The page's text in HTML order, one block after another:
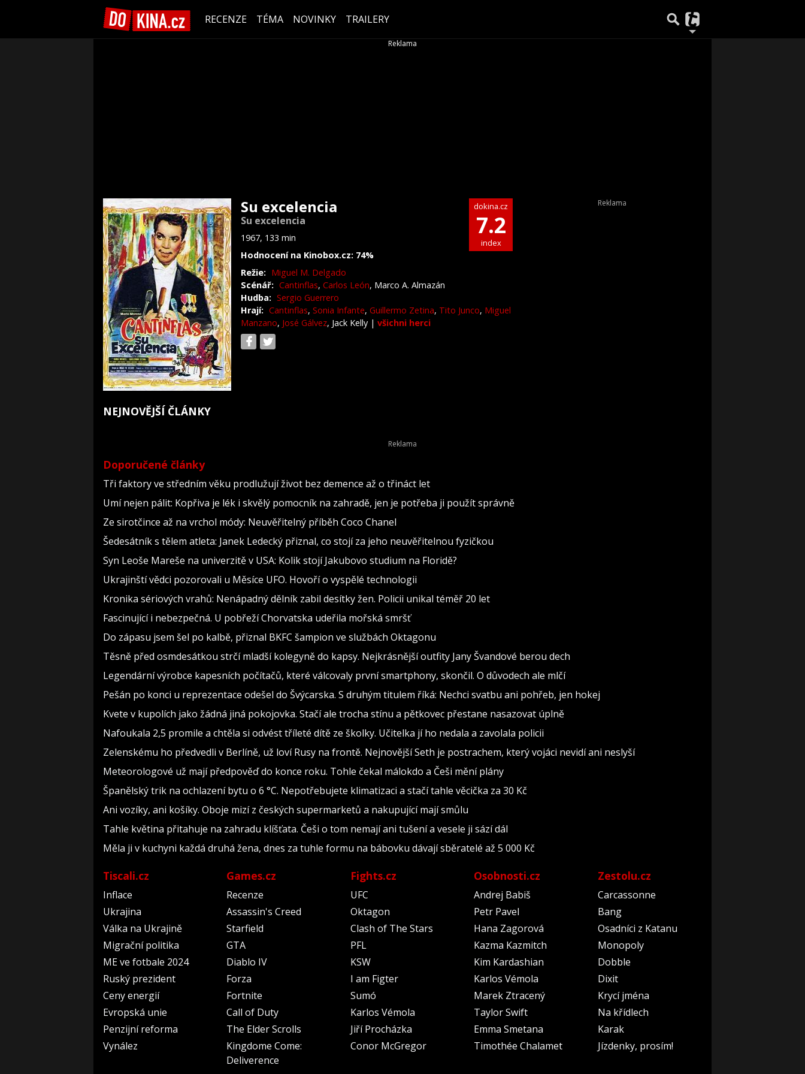
RECENZE TÉMA NOVINKY TRAILERY
Su excelencia
Su excelencia
1967, 133 min
Hodnocení na Kinobox.cz: 74%
dokina.cz
7.2
index
Režie: Miguel M. Delgado
Scénář: Cantinflas, Carlos León, Marco A. Almazán
Hudba: Sergio Guerrero
Hrají: Cantinflas, Sonia Infante, Guillermo Zetina, Tito Junco, Miguel
Manzano, José Gálvez, Jack Kelly | všichni herci
NEJNOVĚJŠÍ ČLÁNKY
Doporučené články
Tři faktory ve středním věku prodlužují život bez demence až o třináct let
Umí nejen pálit: Kopřiva je lék i skvělý pomocník na zahradě, jen je potřeba ji použít správně
Ze sirotčince až na vrchol módy: Neuvěřitelný příběh Coco Chanel
Šedesátník s tělem atleta: Janek Ledecký přiznal, co stojí za jeho neuvěřitelnou fyzičkou
Syn Leoše Mareše na univerzitě v USA: Kolik stojí Jakubovo studium na Floridě?
Ukrajinští vědci pozorovali u Měsíce UFO. Hovoří o vyspělé technologii
Kronika sériových vrahů: Nenápadný dělník zabil desítky žen. Policii unikal téměř 20 let
Fascinující i nebezpečná. U pobřeží Chorvatska udeřila mořská smršť
Do zápasu jsem šel po kalbě, přiznal BKFC šampion ve službách Oktagonu
Těsně před osmdesátkou strčí mladší kolegyně do kapsy. Nejkrásnější outfity Jany Švandové berou dech
Legendární výrobce kapesních počítačů, které válcovaly první smartphony, skončil. O důvodech ale mlčí
Pešán po konci u reprezentace odešel do Švýcarska. S druhým titulem říká: Nechci svatbu ani pohřeb, jen hokej
Kvete v kupolích jako žádná jiná pokojovka. Stačí ale trocha stínu a pětkovec přestane nasazovat úplně
Nafoukala 2,5 promile a chtěla si odvést tříleté dítě ze školky. Učitelka jí ho nedala a zavolala policii
Zelenskému ho předvedli v Berlíně, už loví Rusy na frontě. Nejnovější Seth je postrachem, který vojáci nevidí ani neslyší
Meteorologové už mají předpověď do konce roku. Tohle čekal málokdo a Češi mění plány
Španělský trik na ochlazení bytu o 6 °C. Nepotřebujete klimatizaci a stačí tahle věcička za 30 Kč
Ani vozíky, ani košíky. Oboje mizí z českých supermarketů a nakupující mají smůlu
Tahle květina přitahuje na zahradu klíšťata. Češi o tom nemají ani tušení a vesele ji sází dál
Měla ji v kuchyni každá druhá žena, dnes za tuhle formu na bábovku dávají sběratelé až 5 000 Kč
Tiscali.cz
Inflace
Ukrajina
Válka na Ukrajině
Migrační politika
ME ve fotbale 2024
Ruský prezident
Ceny energií
Evropská unie
Penzijní reforma
Vynález
Games.cz
Recenze
Assassin's Creed
Starfield
GTA
Diablo IV
Forza
Fortnite
Call of Duty
The Elder Scrolls
Kingdome Come:
Deliverence
Fights.cz
UFC
Oktagon
Clash of The Stars
PFL
KSW
I am Figter
Sumó
Karlos Vémola
Jiří Procházka
Conor McGregor
Osobnosti.cz
Andrej Babiš
Petr Pavel
Hana Zagorová
Kazma Kazmitch
Kim Kardashian
Karlos Vémola
Marek Ztracený
Taylor Swift
Emma Smetana
Timothée Chalamet
Zestolu.cz
Carcassonne
Bang
Osadníci z Katanu
Monopoly
Dobble
Dixit
Krycí jména
Na křídlech
Karak
Jízdenky, prosím!